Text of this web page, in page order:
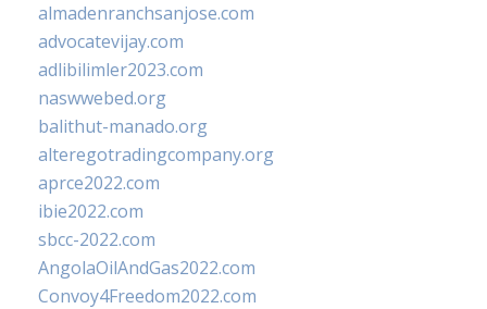
almadenranchsanjose.com
advocatevijay.com
adlibilimler2023.com
naswwebed.org
balithut-manado.org
alteregotradingcompany.org
aprce2022.com
ibie2022.com
sbcc-2022.com
AngolaOilAndGas2022.com
Convoy4Freedom2022.com